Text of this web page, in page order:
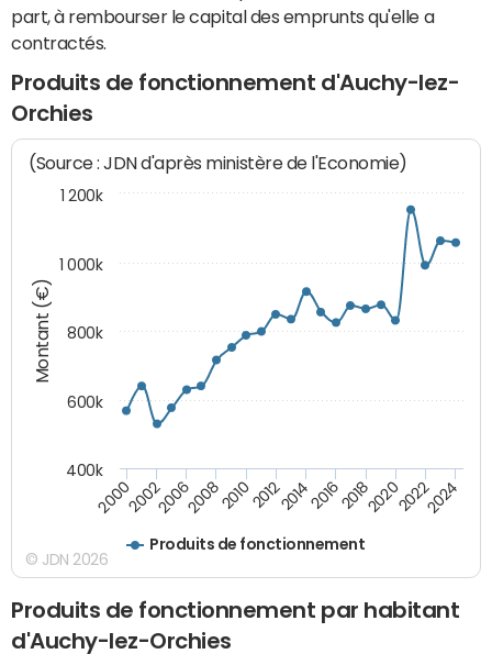
part, à rembourser le capital des emprunts qu'elle a
contractés.
Produits de fonctionnement d'Auchy-lez-
Orchies
Montant (€)
(Source : JDN d'après ministère de l'Economie)
Produits de fonctionnement
200020022006200820102012201420162018202020222024
400k
600k
800k
1 000k
1 200k
© JDN 2026
Produits de fonctionnement par habitant
d'Auchy-lez-Orchies